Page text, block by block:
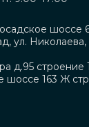
шоссе
ул. Николаева,
д.95 строение
шоссе 163 Ж